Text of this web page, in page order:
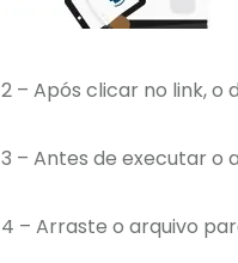
2 – Após clicar no link,
3 – Antes de executar o
4 – Arraste o arquivo